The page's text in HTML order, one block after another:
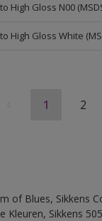
High Gloss N00
High Gloss White
1 2
of Blues, Sikkens
Sikkens